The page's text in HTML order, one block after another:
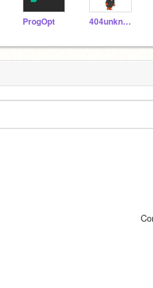
ProgOpt 404unknown404